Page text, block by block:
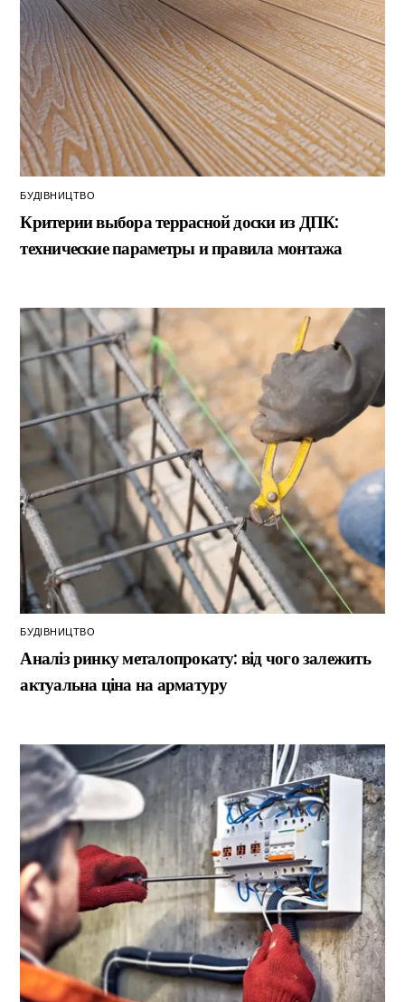
БУДІВНИЦТВО
Критерии выбора террасной доски из ДПК:
технические параметры и правила монтажа
БУДІВНИЦТВО
Аналіз ринку металопрокату: від чого залежить
актуальна ціна на арматуру